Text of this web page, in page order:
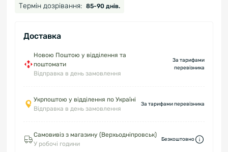
Термін дозрівання: 85-90 днів.
Доставка
Новою Поштою у відділення та
поштомати
Відправка в день замовлення
За тарифами
перевізника
Укрпоштою у відділення по Україні
Відправка в день замовлення
За тарифами перевізника
Самовивіз з магазину (Верхьодніпровськ)
У робочі години
Безкоштовно